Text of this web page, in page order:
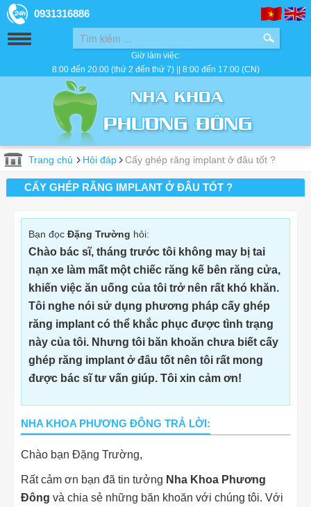
0931316886
Giờ làm việc:
8:00 đến 20:00 (thứ 2 đến thứ 7) || 8:00 đến 17:00 (CN)
Trang chủ Hỏi đáp Cấy ghép răng implant ở đâu tốt ?
CẤY GHÉP RĂNG IMPLANT Ở ĐÂU TỐT ?
Bạn đọc Đặng Trường hỏi:
Chào bác sĩ, tháng trước tôi không may bị tai
nạn xe làm mất một chiếc răng kế bên răng cửa,
khiến việc ăn uống của tôi trở nên rất khó khăn.
Tôi nghe nói sử dụng phương pháp cấy ghép
răng implant có thể khắc phục được tình trạng
này của tôi. Nhưng tôi băn khoăn chưa biết cấy
ghép răng implant ở đâu tốt nên tôi rất mong
được bác sĩ tư vấn giúp. Tôi xin cảm ơn!
NHA KHOA PHƯƠNG ĐÔNG TRẢ LỜI:
Chào bạn Đặng Trường,
Rất cảm ơn bạn đã tin tưởng Nha Khoa Phương
Đông và chia sẻ những băn khoăn với chúng tôi. Với